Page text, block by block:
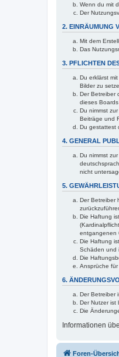
Wenn du mit
Der
2. EINRÄUMUNG
Mit dem
Das
3. PFLICHTEN
Du erklärst
Bilder zu
Der Betreiber
dieses
Du nimmst
Beiträge und
Du gestattest
4. GENERAL
Du nimmst
nicht
5.
Der Betreiber
Die Haftung
entgangenen
Die Haftung
Schäden und
Die
Ansprüche
6.
Der Betreiber
Der Nutzer ist
Die
Informationen
Foren-